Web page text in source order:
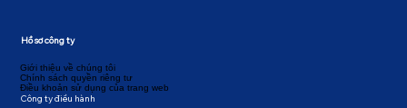
Giới thiệu về chúng tôi
Chính sách quyền riêng tư
Điều khoản sử dụng của trang web
Công ty điều hành
Hồ sơ công ty